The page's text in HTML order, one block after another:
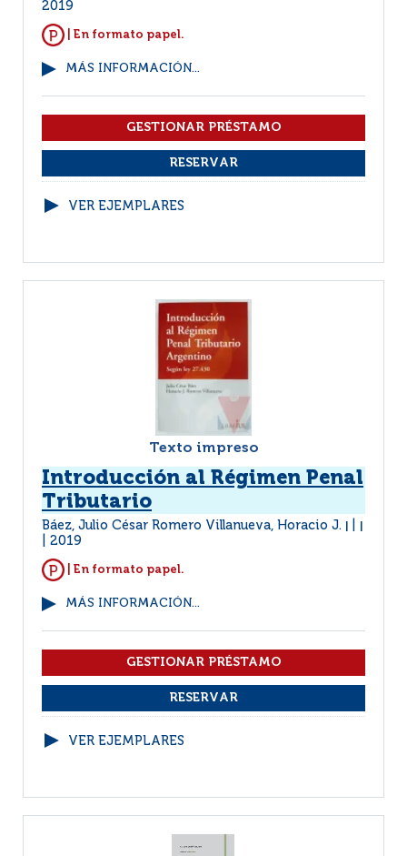
2019
| En formato papel.
MÁS INFORMACIÓN...
VER EJEMPLARES
Texto impreso
Introducción al Régimen Penal
Tributario
Báez, Julio César Romero Villanueva, Horacio J.
2019
| En formato papel.
MÁS INFORMACIÓN...
VER EJEMPLARES